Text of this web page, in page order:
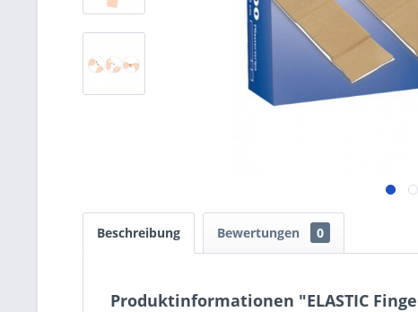
Beschreibung Bewertungen 0
Produktinformationen "ELASTIC